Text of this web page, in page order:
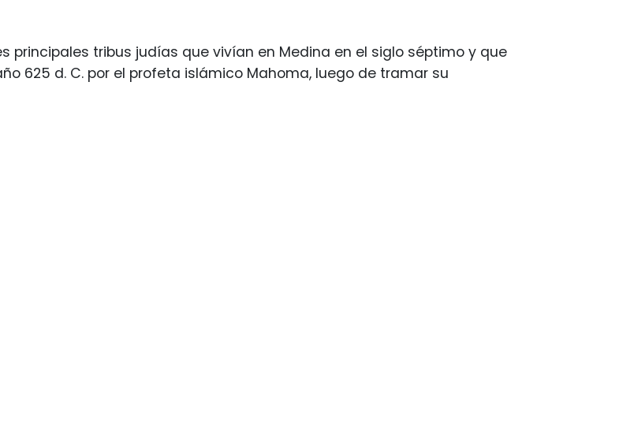
principales tribus judías que vivían en Medina en el siglo séptimo y que
625 d. C. por el profeta islámico Mahoma, luego de tramar su